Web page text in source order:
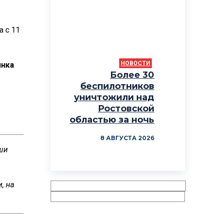
с 11
на
НОВОСТИ
Более 30
беспилотников
уничтожили над
Ростовской
областью за ночь
8 АВГУСТА 2026